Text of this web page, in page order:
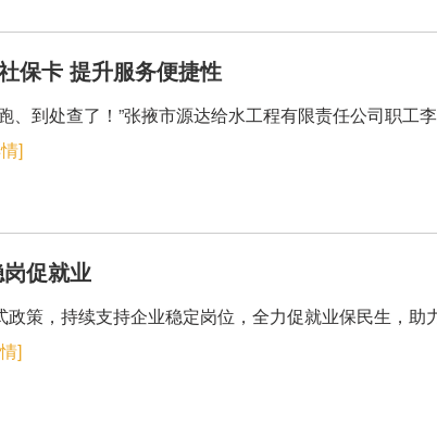
保卡 提升服务便捷性
到处查了！”张掖市源达给水工程有限责任公司职工
]
促就业
策，持续支持企业稳定岗位，全力促就业保民生，
]